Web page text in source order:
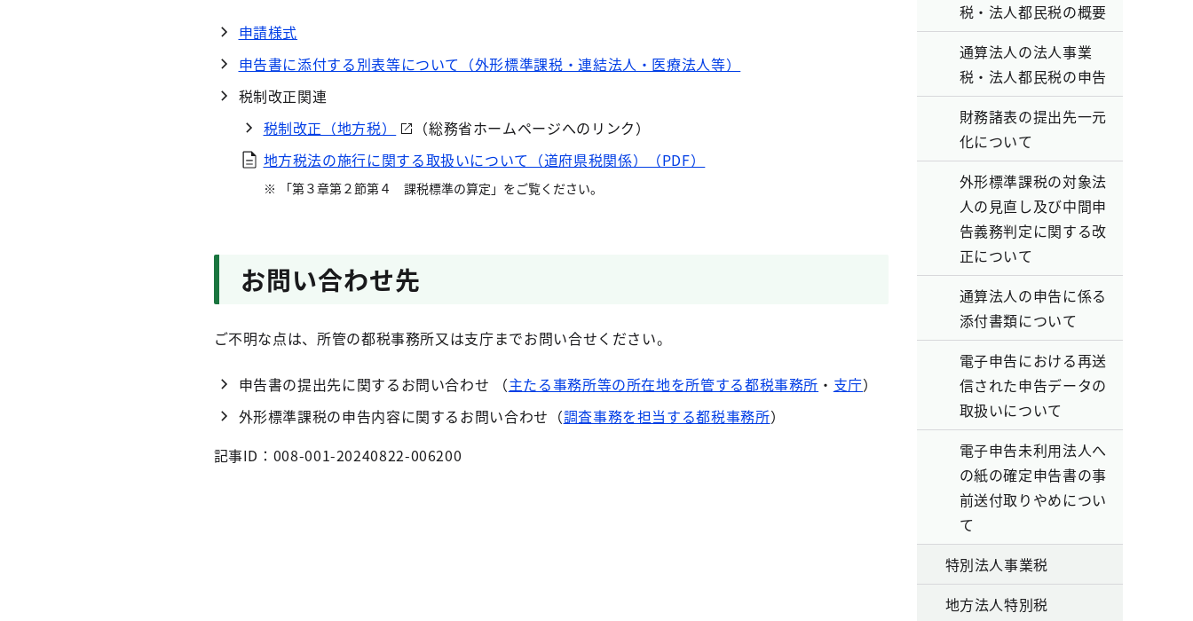
申請様式
申告書に添付する別表等について（外形標準課税・連結法人・医療法人等）
税制改正関連
税制改正（地方税）
（総務省ホームページへのリンク）
地方税法の施行に関する取扱いについて（道府県税関係）（PDF）
「第３章第２節第４ 課税標準の算定」をご覧ください。
お問い合わせ先
ご不明な点は、所管の都税事務所又は支庁までお問い合せください。
申告書の提出先に関するお問い合わせ （主たる事務所等の所在地を所管する都税事務所 ・ 支庁）
外形標準課税の申告内容に関するお問い合わせ（調査事務を担当する都税事務所）
記事ID：008-001-20240822-006200
税・法人都民税の概要
通算法人の法人事業
税・法人都民税の申告
財務諸表の提出先一元
化について
外形標準課税の対象法
人の見直し及び中間申
告義務判定に関する改
正について
通算法人の申告に係る
添付書類について
電子申告における再送
信された申告データの
取扱いについて
電子申告未利用法人へ
の紙の確定申告書の事
前送付取りやめについ
て
特別法人事業税
地方法人特別税